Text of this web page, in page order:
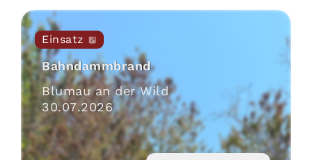
Einsatz
Bahndammbrand
Blumau an der Wild
30.07.2026